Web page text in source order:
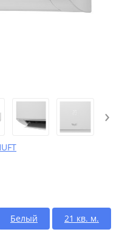
›
Белый
21 кв. м.